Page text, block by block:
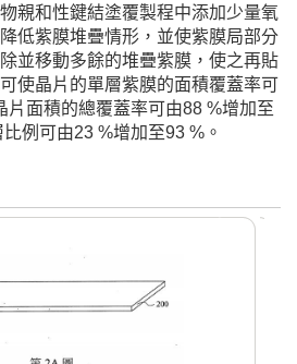
親和性鍵結塗覆製程中添加少量氧
低紫膜堆疊情形，並使紫膜局部分
並移動多餘的堆疊紫膜，使之再貼
使晶片的單層紫膜的面積覆蓋率可
片面積的總覆蓋率可由88 %增加至
例可由23 %增加至93 %。